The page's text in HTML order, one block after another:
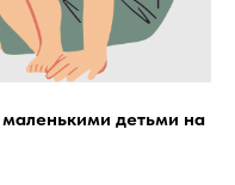
детьми на